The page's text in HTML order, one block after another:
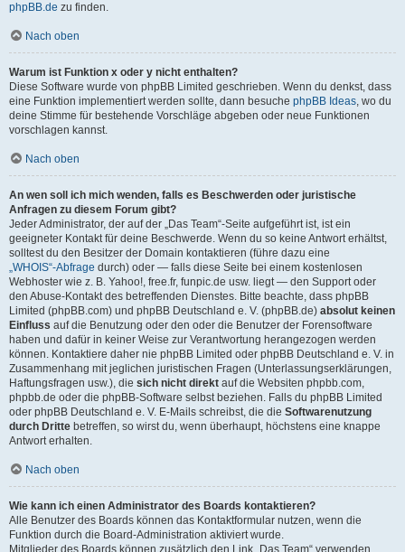
phpBB.de zu finden.
Nach oben
Warum ist Funktion x oder y nicht enthalten?
Diese Software wurde von phpBB Limited geschrieben. Wenn du denkst, dass
eine Funktion implementiert werden sollte, dann besuche phpBB Ideas, wo du
deine Stimme für bestehende Vorschläge abgeben oder neue Funktionen
vorschlagen kannst.
Nach oben
An wen soll ich mich wenden, falls es Beschwerden oder juristische
Anfragen zu diesem Forum gibt?
Jeder Administrator, der auf der „Das Team“-Seite aufgeführt ist, ist ein
geeigneter Kontakt für deine Beschwerde. Wenn du so keine Antwort erhältst,
solltest du den Besitzer der Domain kontaktieren (führe dazu eine
„WHOIS“-Abfrage durch) oder — falls diese Seite bei einem kostenlosen
Webhoster wie z. B. Yahoo!, free.fr, funpic.de usw. liegt — den Support oder
den Abuse-Kontakt des betreffenden Dienstes. Bitte beachte, dass phpBB
Limited (phpBB.com) und phpBB Deutschland e. V. (phpBB.de) absolut keinen
Einfluss auf die Benutzung oder den oder die Benutzer der Forensoftware
haben und dafür in keiner Weise zur Verantwortung herangezogen werden
können. Kontaktiere daher nie phpBB Limited oder phpBB Deutschland e. V. in
Zusammenhang mit jeglichen juristischen Fragen (Unterlassungserklärungen,
Haftungsfragen usw.), die sich nicht direkt auf die Websiten phpbb.com,
phpbb.de oder die phpBB-Software selbst beziehen. Falls du phpBB Limited
oder phpBB Deutschland e. V. E-Mails schreibst, die die Softwarenutzung
durch Dritte betreffen, so wirst du, wenn überhaupt, höchstens eine knappe
Antwort erhalten.
Nach oben
Wie kann ich einen Administrator des Boards kontaktieren?
Alle Benutzer des Boards können das Kontaktformular nutzen, wenn die
Funktion durch die Board-Administration aktiviert wurde.
Mitglieder des Boards können zusätzlich den Link „Das Team“ verwenden.